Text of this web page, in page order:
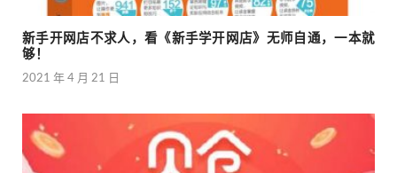
新手开网店不求人，看《新手学开网店》无师自通，一本就
够！
2021 年 4 月 21 日